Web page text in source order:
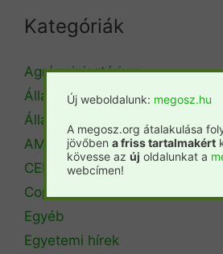
Kategóriák
Agrárminisztérium
Állásbörze
Álláshirdetés
AM Erdőrendezési Főosztály
CEPF
Copa Cogeca
Egyéb
Egyetemi hírek
Új weboldalunk: megosz.hu
A megosz.org átalakulása
jövőben a friss tartalmakért
kövesse az új oldalunkat a
webcímen!